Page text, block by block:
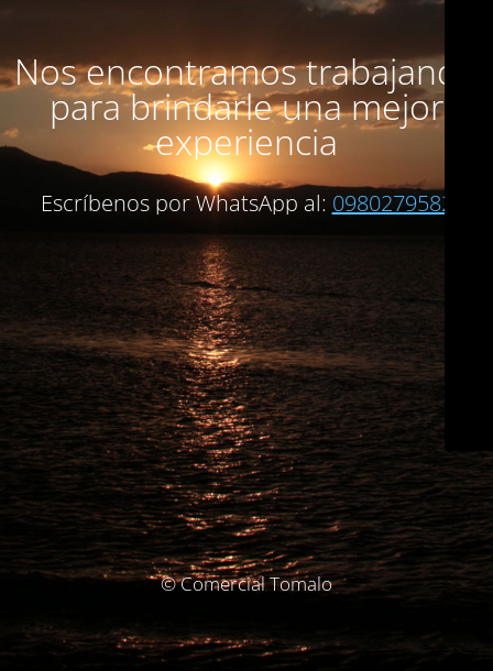
Nos encontramos trabajando
para brindarle una mejor
experiencia
Escríbenos por WhatsApp al: 0980279582
© Comercial Tomalo